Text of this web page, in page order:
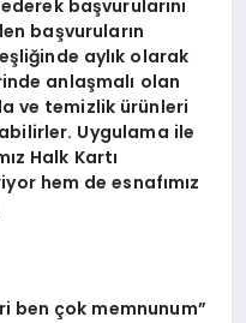
başvurularını
başvuruların
aylık olarak
anlaşmalı olan
ve temizlik ürünleri
Uygulama ile
Halk Kartı
hem de esnafımız
ben çok memnunum”